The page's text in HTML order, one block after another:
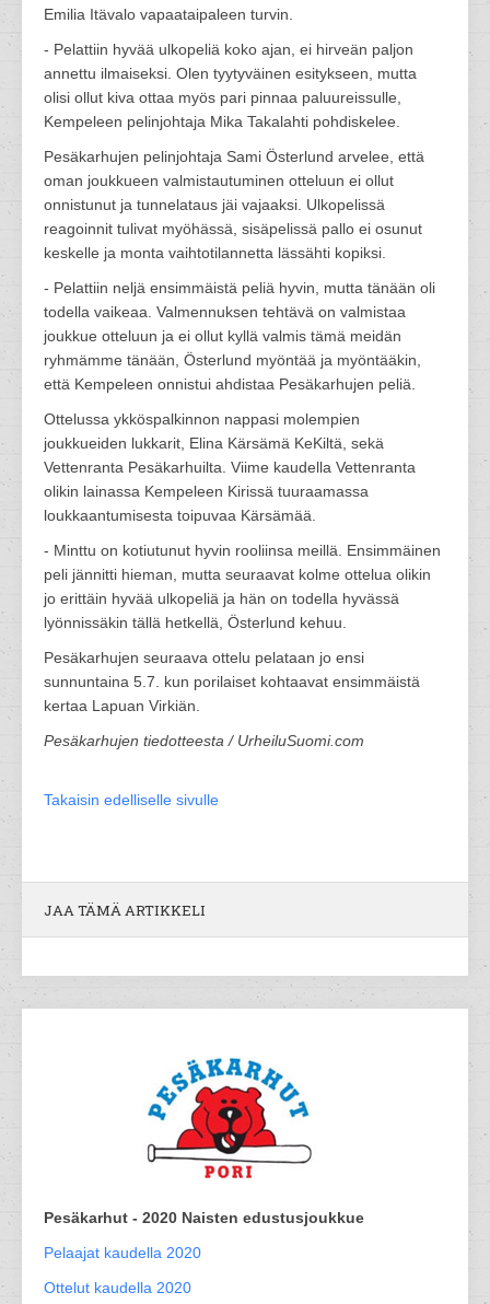
Emilia Itävalo vapaataipaleen turvin.
- Pelattiin hyvää ulkopeliä koko ajan, ei hirveän paljon
annettu ilmaiseksi. Olen tyytyväinen esitykseen, mutta
olisi ollut kiva ottaa myös pari pinnaa paluureissulle,
Kempeleen pelinjohtaja Mika Takalahti pohdiskelee.
Pesäkarhujen pelinjohtaja Sami Österlund arvelee, että
oman joukkueen valmistautuminen otteluun ei ollut
onnistunut ja tunnelataus jäi vajaaksi. Ulkopelissä
reagoinnit tulivat myöhässä, sisäpelissä pallo ei osunut
keskelle ja monta vaihtotilannetta lässähti kopiksi.
- Pelattiin neljä ensimmäistä peliä hyvin, mutta tänään oli
todella vaikeaa. Valmennuksen tehtävä on valmistaa
joukkue otteluun ja ei ollut kyllä valmis tämä meidän
ryhmämme tänään, Österlund myöntää ja myöntääkin,
että Kempeleen onnistui ahdistaa Pesäkarhujen peliä.
Ottelussa ykköspalkinnon nappasi molempien
joukkueiden lukkarit, Elina Kärsämä KeKiltä, sekä
Vettenranta Pesäkarhuilta. Viime kaudella Vettenranta
olikin lainassa Kempeleen Kirissä tuuraamassa
loukkaantumisesta toipuvaa Kärsämää.
- Minttu on kotiutunut hyvin rooliinsa meillä. Ensimmäinen
peli jännitti hieman, mutta seuraavat kolme ottelua olikin
jo erittäin hyvää ulkopeliä ja hän on todella hyvässä
lyönnissäkin tällä hetkellä, Österlund kehuu.
Pesäkarhujen seuraava ottelu pelataan jo ensi
sunnuntaina 5.7. kun porilaiset kohtaavat ensimmäistä
kertaa Lapuan Virkiän.
Pesäkarhujen tiedotteesta / UrheiluSuomi.com
Takaisin edelliselle sivulle
JAA TÄMÄ ARTIKKELI
Pesäkarhut - 2020 Naisten edustusjoukkue
Pelaajat kaudella 2020
Ottelut kaudella 2020